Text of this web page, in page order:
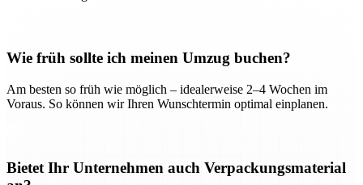
Wie früh sollte ich meinen Umzug buchen?
Am besten so früh wie möglich – idealerweise 2–4 Wochen im
Voraus. So können wir Ihren Wunschtermin optimal einplanen.
Bietet Ihr Unternehmen auch Verpackungsmaterial